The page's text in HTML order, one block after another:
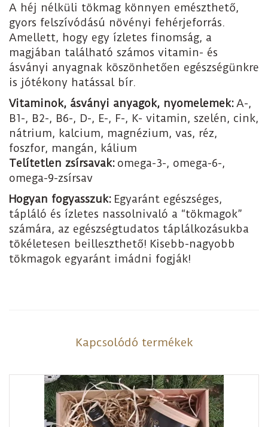
A héj nélküli tökmag könnyen emészthető,
gyors felszívódású növényi fehérjeforrás.
Amellett, hogy egy ízletes finomság, a
magjában található számos vitamin- és
ásványi anyagnak köszönhetően egészségünkre
is jótékony hatással bír.
Vitaminok, ásványi anyagok, nyomelemek: A-,
B1-, B2-, B6-, D-, E-, F-, K- vitamin, szelén, cink,
nátrium, kalcium, magnézium, vas, réz,
foszfor, mangán, kálium
Telítetlen zsírsavak: omega-3-, omega-6-,
omega-9-zsírsav
Hogyan fogyasszuk: Egyaránt egészséges,
tápláló és ízletes nassolnivaló a “tökmagok”
számára, az egészségtudatos táplálkozásukba
tökéletesen beilleszthető! Kisebb-nagyobb
tökmagok egyaránt imádni fogják!
Kapcsolódó termékek